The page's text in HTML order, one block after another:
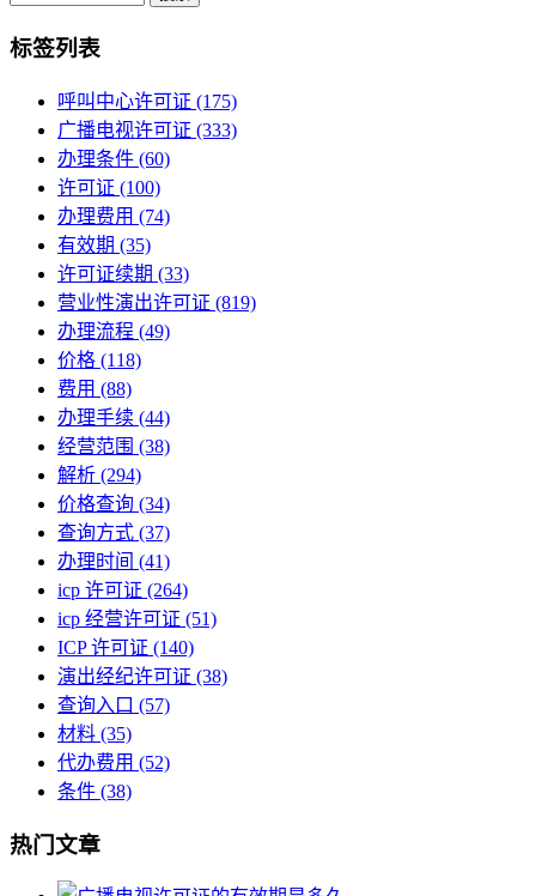
标签列表
呼叫中心许可证 (175)
广播电视许可证 (333)
办理条件 (60)
许可证 (100)
办理费用 (74)
有效期 (35)
许可证续期 (33)
营业性演出许可证 (819)
办理流程 (49)
价格 (118)
费用 (88)
办理手续 (44)
经营范围 (38)
解析 (294)
价格查询 (34)
查询方式 (37)
办理时间 (41)
icp 许可证 (264)
icp 经营许可证 (51)
ICP 许可证 (140)
演出经纪许可证 (38)
查询入口 (57)
材料 (35)
代办费用 (52)
条件 (38)
热门文章